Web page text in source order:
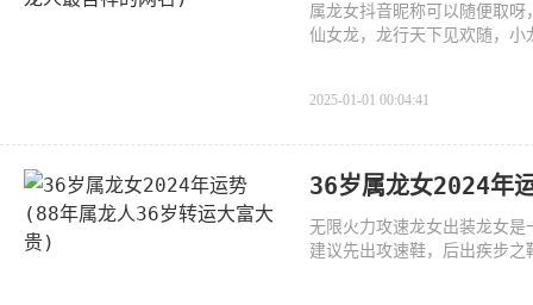
属龙女抖音昵称可以随便取
仙女龙，龙行天下见欢随，
2025-01-01 00:04:41
36岁属龙女2024年
无限火力攻速龙女出装龙女
建议先出攻速鞋，后出疾步